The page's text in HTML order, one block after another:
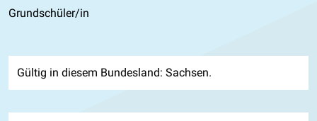
Grundschüler/in
Gültig in diesem Bundesland: Sachsen.